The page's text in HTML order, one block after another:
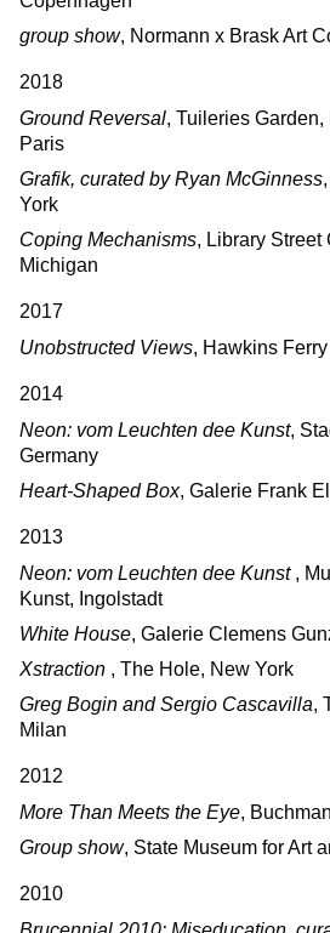
group show, Normann x Brask Art
2018
Ground Reversal, Tuileries
Paris
Grafik, curated by Ryan McGinness
York
Coping Mechanisms, Library Street
Michigan
2017
Unobstructed Views, Hawkins
2014
Neon: vom Leuchten dee Kunst,
Germany
Heart-Shaped Box, Galerie Frank
2013
Neon: vom Leuchten dee Kunst ,
Kunst, Ingolstadt
White House, Galerie Clemens
Xstraction , The Hole, New York
Greg Bogin and Sergio Cascavilla,
Milan
2012
More Than Meets the Eye,
Group show, State Museum for Art
2010